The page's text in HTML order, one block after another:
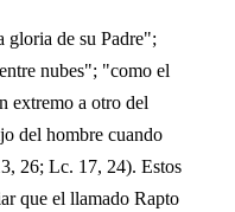
de su Padre";
nubes"; "como el
extremo a otro del
del hombre cuando
26; Lc. 17, 24). Estos
que el llamado Rapto